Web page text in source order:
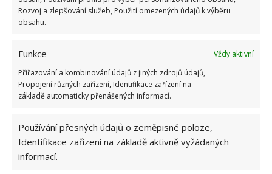
Rozvoj a zlepšování služeb, Použití omezených údajů k výběru
obsahu.
Funkce
Vždy aktivní
Přiřazování a kombinování údajů z jiných zdrojů údajů,
Propojení různých zařízení, Identifikace zařízení na
základě automaticky přenášených informací.
Používání přesných údajů o zeměpisné poloze,
Identifikace zařízení na základě aktivně vyžádaných
informací.
ZÁCHRANA
Přidejte svůj názor
KOMENTOVAT
Do redakce Bydlimeutulne.cz se
přidala během svých studií a práce